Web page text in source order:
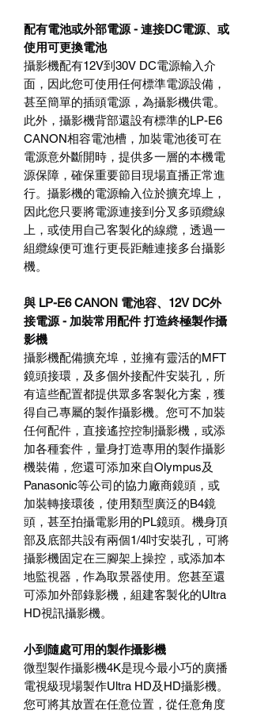
配有電池或外部電源 - 連接DC電源、或
使用可更換電池
攝影機配有12V到30V DC電源輸入介
面，因此您可使用任何標準電源設備，
甚至簡單的插頭電源，為攝影機供電。
此外，攝影機背部還設有標準的LP-E6
CANON相容電池槽，加裝電池後可在
電源意外斷開時，提供多一層的本機電
源保障，確保重要節目現場直播正常進
行。攝影機的電源輸入位於擴充埠上，
因此您只要將電源連接到分叉多頭纜線
上，或使用自己客製化的線纜，透過一
組纜線便可進行更長距離連接多台攝影
機。
與 LP-E6 CANON 電池容、12V DC外
接電源 - 加裝常用配件 打造終極製作攝
影機
攝影機配備擴充埠，並擁有靈活的MFT
鏡頭接環，及多個外接配件安裝孔，所
有這些配置都提供眾多客製化方案，獲
得自己專屬的製作攝影機。您可不加裝
任何配件，直接遙控控制攝影機，或添
加各種套件，量身打造專用的製作攝影
機裝備，您還可添加來自Olympus及
Panasonic等公司的協力廠商鏡頭，或
加裝轉接環後，使用類型廣泛的B4鏡
頭，甚至拍攝電影用的PL鏡頭。機身頂
部及底部共設有兩個1/4吋安裝孔，可將
攝影機固定在三腳架上操控，或添加本
地監視器，作為取景器使用。您甚至還
可添加外部錄影機，組建客製化的Ultra
HD視訊攝影機。
小到隨處可用的製作攝影機
微型製作攝影機4K是現今最小巧的廣播
電視級現場製作Ultra HD及HD攝影機。
您可將其放置在任意位置，從任意角度